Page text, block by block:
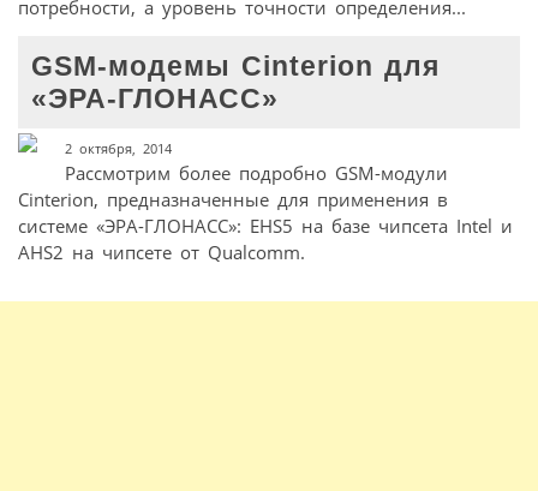
потребности, а уровень точности определения...
GSM-модемы Cinterion для
«ЭРА-ГЛОНАСС»
2 октября, 2014
Рассмотрим более подробно GSM-модули
Cinterion, предназначенные для применения в
системе «ЭРА-ГЛОНАСС»: EHS5 на базе чипсета Intel и
AHS2 на чипсете от Qualcomm.